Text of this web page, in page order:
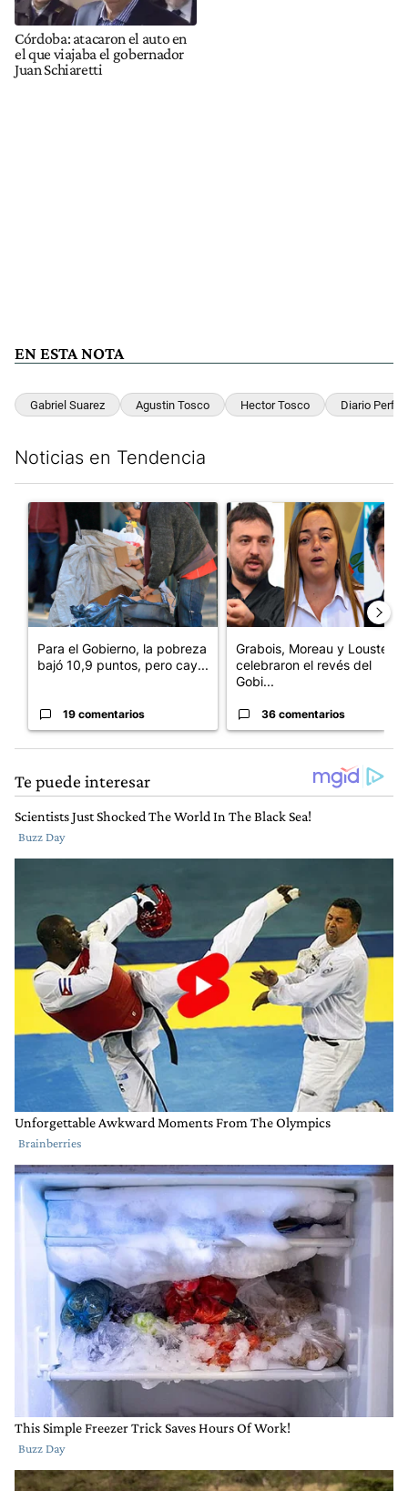
Córdoba: atacaron el auto en
el que viajaba el gobernador
Juan Schiaretti
EN ESTA NOTA
Gabriel Suarez Agustin Tosco Hector Tosco Diario Perfil
Noticias en Tendencia
Un artículo de tendencia con el título "Para el Gobierno, la
Para el Gobierno, la pobreza
bajó 10,9 puntos, pero cay...
19 comentarios
Un artículo de tendencia con
Grabois, Moreau y Lousteau
celebraron el revés del
Gobi...
36 comentarios